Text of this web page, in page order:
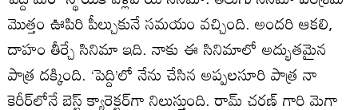
మొత్తం ఊపిరి పీల్చుకునే సమయం వచ్చింది. అందరి ఆకలి,
దాహం తీర్చే సినిమా ఇది. నాకు ఈ సినిమాలో అద్భుతమైన
పాత్ర దక్కింది. ‘పెద్ది’లో నేను చేసిన అప్పలసూరి పాత్ర నా
కెరీర్‌లోనే బెస్ట్ క్యారెక్టర్‌గా నిలుస్తుంది. రామ్ చరణ్ గారి మెగా